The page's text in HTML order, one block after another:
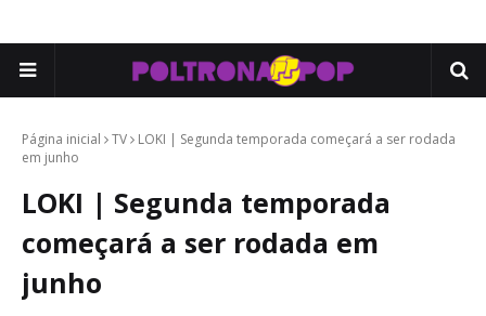
Página inicial TV
LOKI | Segunda temporada começará a ser rodada
em junho
LOKI | Segunda temporada
começará a ser rodada em
junho